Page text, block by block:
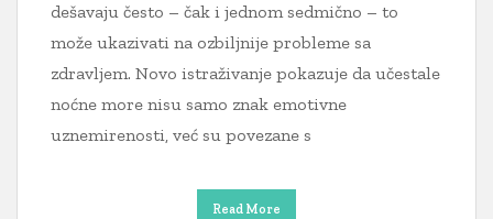
dešavaju često – čak i jednom sedmično – to
može ukazivati na ozbiljnije probleme sa
zdravljem. Novo istraživanje pokazuje da učestale
noćne more nisu samo znak emotivne
uznemirenosti, već su povezane s
Read More